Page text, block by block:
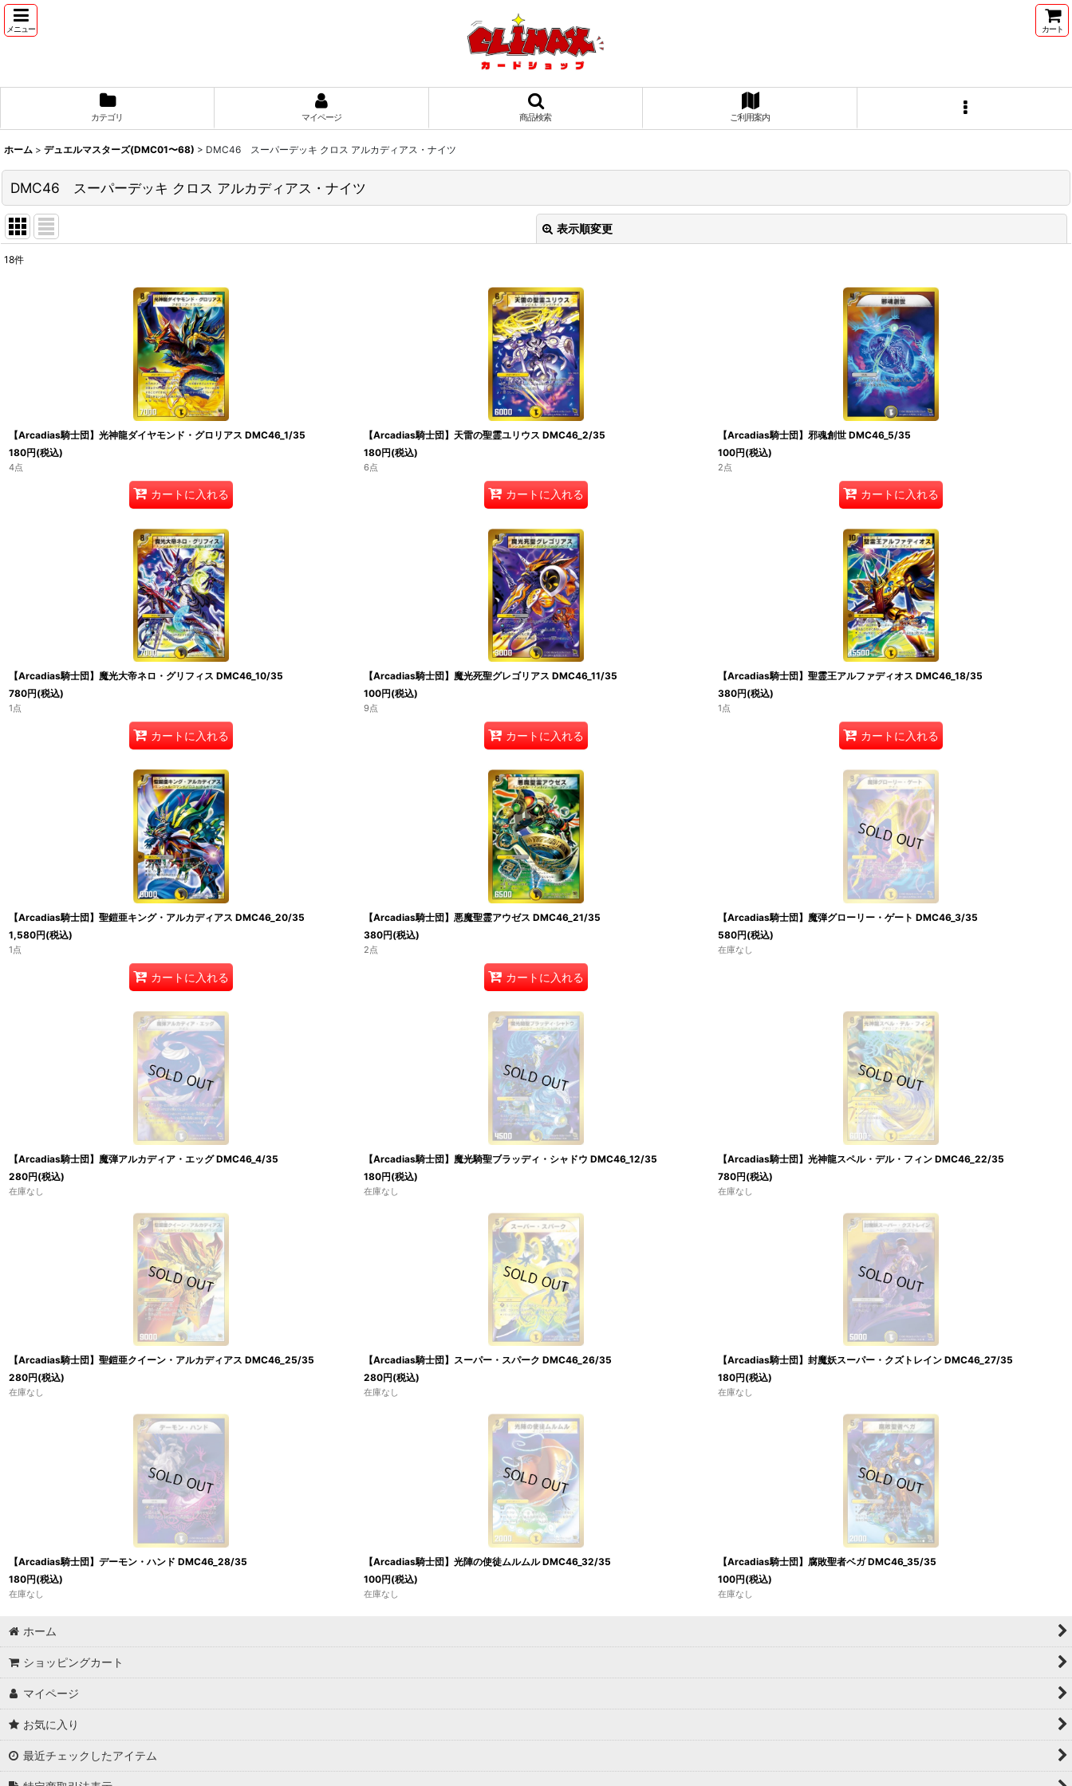
メニュー カート
カテゴリ マイページ 商品検索 ご利用案内
ホーム > デュエルマスターズ(DMC01〜68) > DMC46 スーパーデッキ クロス アルカディアス・ナイツ
DMC46 スーパーデッキ クロス アルカディアス・ナイツ
表示順変更
絞り込む
18件
【Arcadias騎士団】光神龍ダイヤモンド・グロリアス DMC46_1/35
180円(税込)
4点
カートに入れる
【Arcadias騎士団】天雷の聖霊ユリウス DMC46_2/35
180円(税込)
6点
カートに入れる
【Arcadias騎士団】邪魂創世 DMC46_5/35
100円(税込)
2点
カートに入れる
【Arcadias騎士団】魔光大帝ネロ・グリフィス DMC46_10/35
780円(税込)
1点
カートに入れる
【Arcadias騎士団】魔光死聖グレゴリアス DMC46_11/35
100円(税込)
9点
カートに入れる
【Arcadias騎士団】聖霊王アルファディオス DMC46_18/35
380円(税込)
1点
カートに入れる
【Arcadias騎士団】聖鎧亜キング・アルカディアス DMC46_20/35
1,580円(税込)
1点
カートに入れる
【Arcadias騎士団】悪魔聖霊アウゼス DMC46_21/35
380円(税込)
2点
カートに入れる
【Arcadias騎士団】魔弾グローリー・ゲート DMC46_3/35
580円(税込)
在庫なし
【Arcadias騎士団】魔弾アルカディア・エッグ DMC46_4/35
280円(税込)
在庫なし
【Arcadias騎士団】魔光騎聖ブラッディ・シャドウ DMC46_12/35
180円(税込)
在庫なし
【Arcadias騎士団】光神龍スペル・デル・フィン DMC46_22/35
780円(税込)
在庫なし
【Arcadias騎士団】聖鎧亜クイーン・アルカディアス DMC46_25/35
280円(税込)
在庫なし
【Arcadias騎士団】スーパー・スパーク DMC46_26/35
280円(税込)
在庫なし
【Arcadias騎士団】封魔妖スーパー・クズトレイン DMC46_27/35
180円(税込)
在庫なし
【Arcadias騎士団】デーモン・ハンド DMC46_28/35
180円(税込)
在庫なし
【Arcadias騎士団】光陣の使徒ムルムル DMC46_32/35
100円(税込)
在庫なし
【Arcadias騎士団】腐敗聖者ベガ DMC46_35/35
100円(税込)
在庫なし
ホーム
ショッピングカート
マイページ
お気に入り
最近チェックしたアイテム